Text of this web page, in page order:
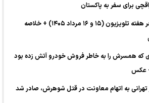
برای سفر به پاکستان
فیلم‌های سینمایی آخر هفته تلویزیون (۱۵ و ۱۶ مرداد ۱۴۰۵) + خلاصه
که همسرش را به خاطر فروش خودرو آتش زده بود
عکس
تهرانی به اتهام معاونت در قتل شوهرش، صادر شد